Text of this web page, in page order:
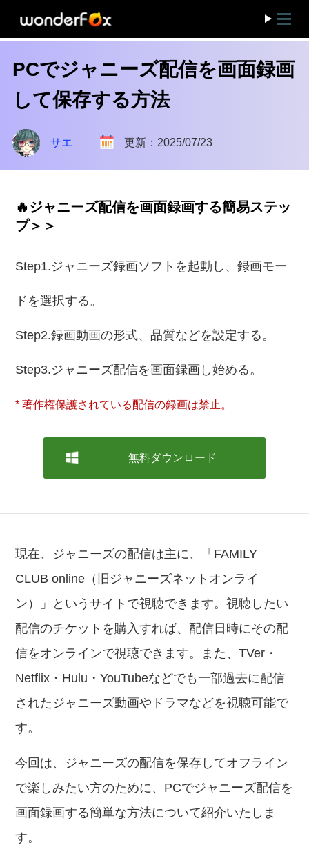
PCでジャニーズ配信を画面録画
して保存する方法
サエ 更新：2025/07/23
🔥ジャニーズ配信を画面録画する簡易ステッ
プ＞＞
Step1.ジャニーズ録画ソフトを起動し、録画モー
ドを選択する。
Step2.録画動画の形式、品質などを設定する。
Step3.ジャニーズ配信を画面録画し始める。
* 著作権保護されている配信の録画は禁止。
無料ダウンロード
現在、ジャニーズの配信は主に、「FAMILY
CLUB online（旧ジャニーズネットオンライ
ン）」というサイトで視聴できます。視聴したい
配信のチケットを購入すれば、配信日時にその配
信をオンラインで視聴できます。また、TVer・
Netflix・Hulu・YouTubeなどでも一部過去に配信
されたジャニーズ動画やドラマなどを視聴可能で
す。
今回は、ジャニーズの配信を保存してオフライン
で楽しみたい方のために、PCでジャニーズ配信を
画面録画する簡単な方法について紹介いたしま
す。